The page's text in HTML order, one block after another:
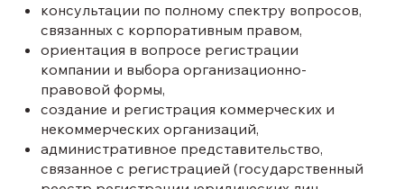
консультации по полному спектру вопросов,
связанных с корпоративным правом,
ориентация в вопросе регистрации
компании и выбора организационно-
правовой формы,
создание и регистрация коммерческих и
некоммерческих организаций,
административное представительство,
связанное с регистрацией (государственный